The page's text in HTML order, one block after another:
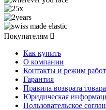
Покупателям 
Как купить
О компании
Контакты и режим
Гарантия
Правила возврата товара
Юридическая
Пользовательское